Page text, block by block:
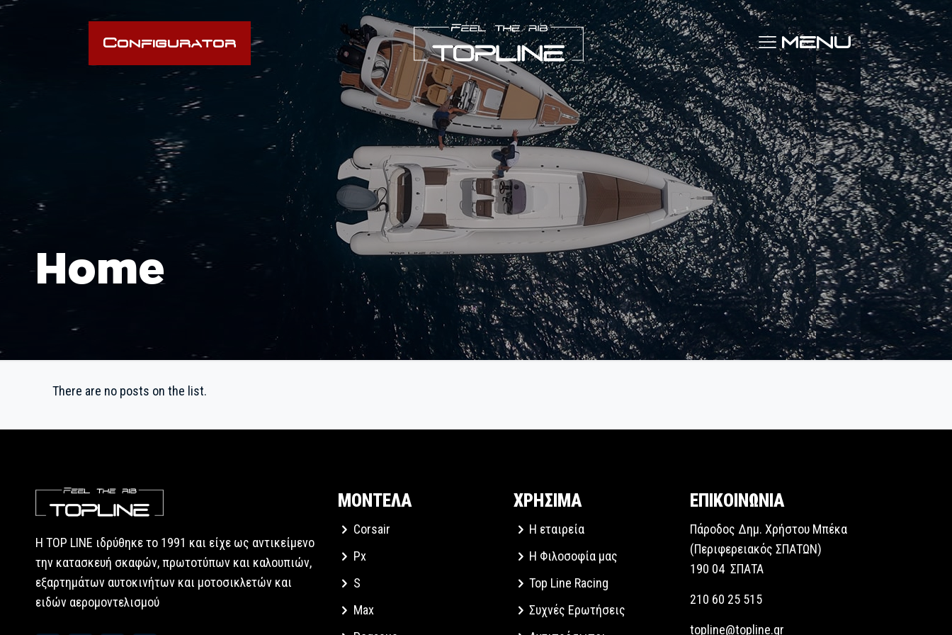
Configurator
Home
There are no posts on the list.
Η TOP LINE ιδρύθηκε το 1991 και είχε ως αντικείμενο
την κατασκευή σκαφών, πρωτοτύπων και καλουπιών,
εξαρτημάτων αυτοκινήτων και μοτοσικλετών και
ειδών αερομοντελισμού
ΜΟΝΤΕΛΑ ΧΡΗΣΙΜΑ
Corsair
Px
S
Max
Η εταιρεία
Η Φιλοσοφία μας
Top Line Racing
Συχνές Ερωτήσεις
ΕΠΙΚΟΙΝΩΝΙΑ
Πάροδος Δημ. Χρήστου Μπέκα
(Περιφερειακός ΣΠΑΤΩΝ)
190 04 ΣΠΑΤΑ
210 60 25 515
topline@topline.gr